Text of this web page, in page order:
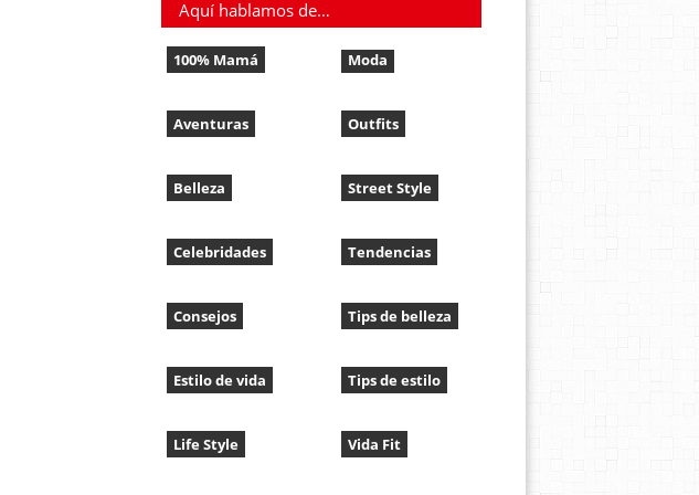
Aquí hablamos de…
100% Mamá
Aventuras
Belleza
Celebridades
Consejos
Estilo de vida
Life Style
Moda
Outfits
Street Style
Tendencias
Tips de belleza
Tips de estilo
Vida Fit